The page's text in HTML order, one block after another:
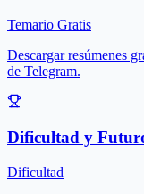
Temario Gratis
Descargar resúmenes
de Telegram.
Dificultad y
Dificultad